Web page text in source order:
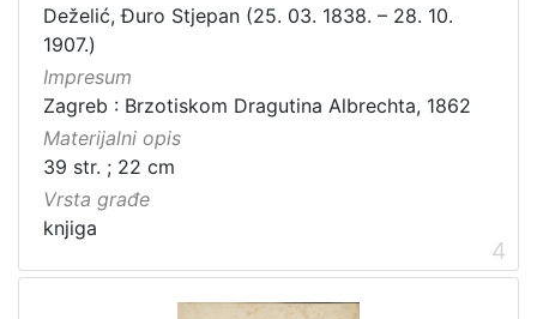
Deželić, Đuro Stjepan (25. 03. 1838. – 28. 10.
1907.)
Impresum
Zagreb : Brzotiskom Dragutina Albrechta, 1862
Materijalni opis
39 str. ; 22 cm
Vrsta građe
knjiga
4